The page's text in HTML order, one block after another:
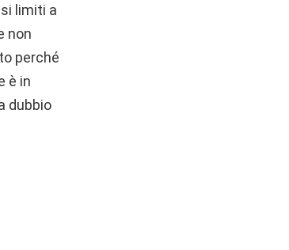
limiti a
non
perché
è in
dubbio